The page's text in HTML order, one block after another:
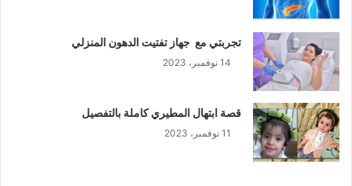
تجربتي مع جهاز تفتيت الدهون المنزلي
14 نوفمبر، 2023
قصة ابتهال المطيري كاملة بالتفصيل
11 نوفمبر، 2023